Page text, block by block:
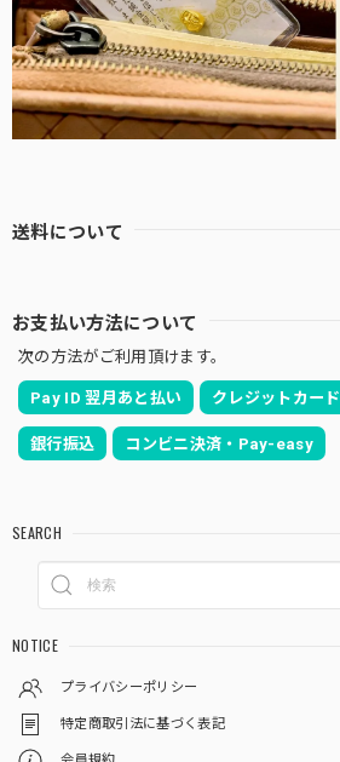
送料について
お支払い方法について
次の方法がご利用頂けます。
Pay ID 翌月あと払い クレジットカード
銀行振込 コンビニ決済・Pay-easy
SEARCH
NOTICE
プライバシーポリシー
特定商取引法に基づく表記